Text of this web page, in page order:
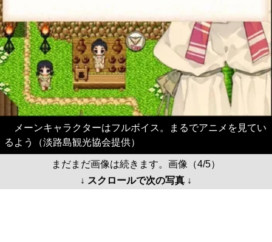
メーンキャラクターはフルボイス。まるでアニメを見てい
るよう（淡路島観光協会提供）
まだまだ画像は続きます。画像（4/5）
↓ スクロールで次の写真 ↓